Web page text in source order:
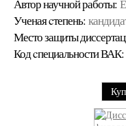
Автор научной работы:
Ученая cтепень:
Место защиты
Код cпециальности ВАК: